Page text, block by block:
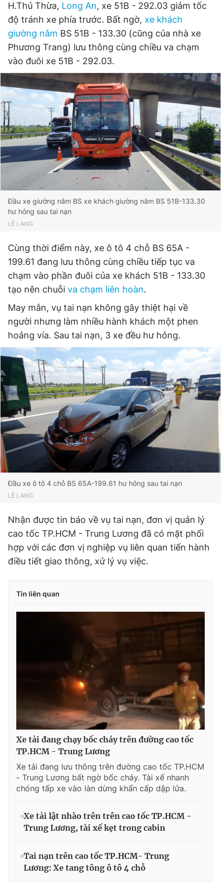
Giấy phép xuất bản số 110/GP - BTTTT cấp ngày 24.3.2020
© 2003-2026 Bản quyền thuộc về Báo Thanh Niên. Cấm sao
chép dưới mọi hình thức nếu không có sự chấp thuận bằng văn
bản. Phát triển bởi ePi Technologies, JSC.
H.Thủ Thừa, Long An, xe 51B - 292.03 giảm tốc
độ tránh xe phía trước. Bất ngờ, xe khách
giường nằm BS 51B - 133.30 (cũng của nhà xe
Phương Trang) lưu thông cùng chiều va chạm
vào đuôi xe 51B - 292.03.
Đầu xe giường nằm BS xe khách giường nằm BS 51B-133.30
hư hỏng sau tai nạn
LÊ LANG
Cùng thời điểm này, xe ô tô 4 chỗ BS 65A -
199.61 đang lưu thông cùng chiều tiếp tục va
chạm vào phần đuôi của xe khách 51B - 133.30
tạo nên chuỗi va chạm liên hoàn.
May mắn, vụ tai nạn không gây thiệt hại về
người nhưng làm nhiều hành khách một phen
hoảng vía. Sau tai nạn, 3 xe đều hư hỏng.
Đầu xe ô tô 4 chỗ BS 65A-199.61 hư hỏng sau tai nạn
LÊ LANG
Nhận được tin báo về vụ tai nạn, đơn vị quản lý
cao tốc TP.HCM - Trung Lương đã có mặt phối
hợp với các đơn vị nghiệp vụ liên quan tiến hành
điều tiết giao thông, xử lý vụ việc.
Tin liên quan
Xe tải đang chạy bốc cháy trên đường cao tốc
TP.HCM - Trung Lương
Xe tải đang lưu thông trên đường cao tốc TP.HCM
- Trung Lương bất ngờ bốc cháy. Tài xế nhanh
chóng tấp xe vào làn dừng khẩn cấp dập lửa.
Xe tải lật nhào trên trên cao tốc TP.HCM -
Trung Lương, tài xế kẹt trong cabin
Tai nạn trên cao tốc TP.HCM- Trung
Lương: Xe tang tông ô tô 4 chỗ